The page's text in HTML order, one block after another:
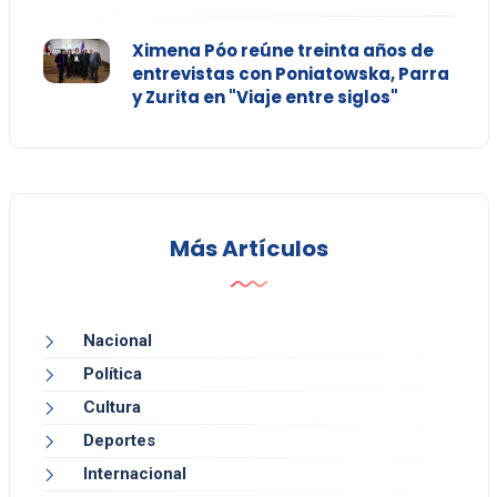
Ximena Póo reúne treinta años de
entrevistas con Poniatowska, Parra
y Zurita en "Viaje entre siglos"
Más Artículos
Nacional
Política
Cultura
Deportes
Internacional